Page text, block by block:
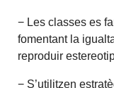
− Les classes es
fomentant la
reproduir
− S’utilitzen